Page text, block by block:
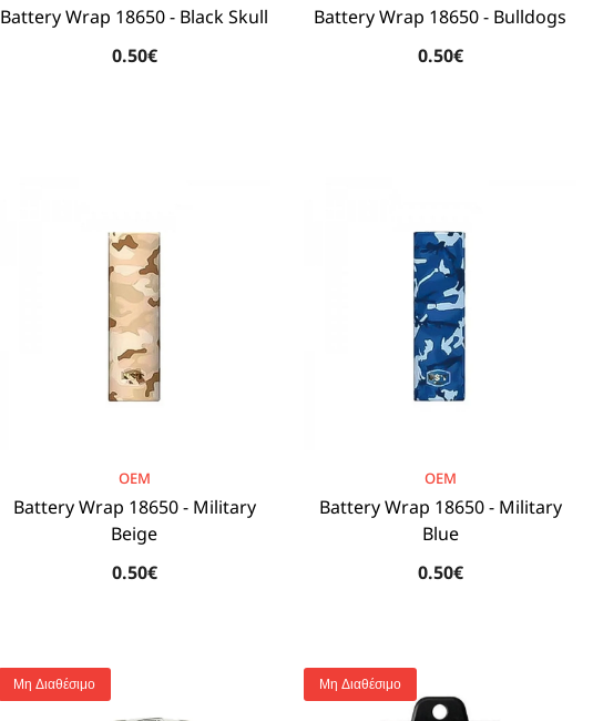
Battery Wrap 18650 - Black Skull
0.50€
Battery Wrap 18650 - Bulldogs
0.50€
OEM
Battery Wrap 18650 - Military
Beige
0.50€
OEM
Battery Wrap 18650 - Military
Blue
0.50€
Μη Διαθέσιμο Μη Διαθέσιμο